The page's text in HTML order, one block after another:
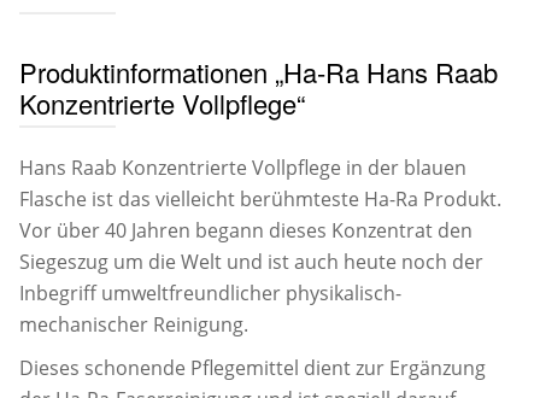
Produktinformationen „Ha-Ra Hans Raab
Konzentrierte Vollpflege“
Hans Raab Konzentrierte Vollpflege in der blauen
Flasche ist das vielleicht berühmteste Ha-Ra Produkt.
Vor über 40 Jahren begann dieses Konzentrat den
Siegeszug um die Welt und ist auch heute noch der
Inbegriff umweltfreundlicher physikalisch-
mechanischer Reinigung.
Dieses schonende Pflegemittel dient zur Ergänzung